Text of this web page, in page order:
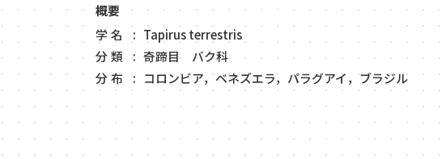
概要
学名
Tapirus terrestris
分類
奇蹄目 バク科
分布
コロンビア，ベネズエラ，パラグアイ，ブラジル